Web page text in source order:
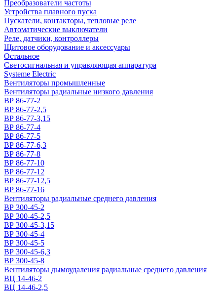
Преобразователи частоты
Устройства плавного пуска
Пускатели, контакторы, тепловые реле
Автоматические выключатели
Реле, датчики, контроллеры
Щитовое оборудование и аксессуары
Остальное
Светосигнальная и управляющая аппаратура
Systeme Electric
Вентиляторы промышленные
Вентиляторы радиальные низкого давления
ВР 86-77-2
ВР 86-77-2,5
ВР 86-77-3,15
ВР 86-77-4
ВР 86-77-5
ВР 86-77-6,3
ВР 86-77-8
ВР 86-77-10
ВР 86-77-12
ВР 86-77-12,5
ВР 86-77-16
Вентиляторы радиальные среднего давления
ВР 300-45-2
ВР 300-45-2,5
ВР 300-45-3,15
ВР 300-45-4
ВР 300-45-5
ВР 300-45-6,3
ВР 300-45-8
Вентиляторы дымоудаления радиальные среднего давления
ВЦ 14-46-2
ВЦ 14-46-2,5